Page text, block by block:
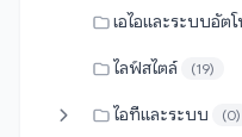
เอไอและระบบอัต
ไลฟ์สไตล์ (19)
ไอทีและระบบ (0)